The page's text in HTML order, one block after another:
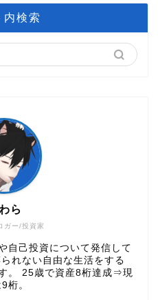
内検索
ガー/投資家
ら
自己投資について発信して
れない自由な生活をする
。 25歳で資産8桁達成⇒現
桁。